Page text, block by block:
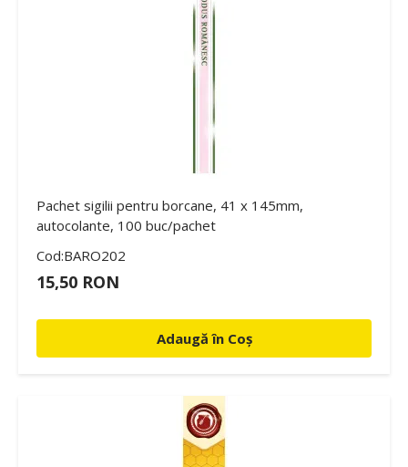
Pachet sigilii pentru borcane, 41 x 145mm,
autocolante, 100 buc/pachet
Cod:BARO202
15,50 RON
Adaugă în Coș